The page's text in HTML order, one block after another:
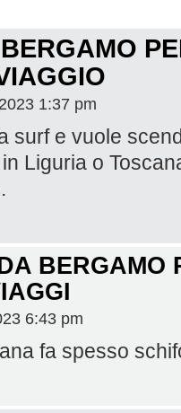
1:37 pm
surf e vuole
Liguria o
BERGAMO
6:43 pm
fa spesso